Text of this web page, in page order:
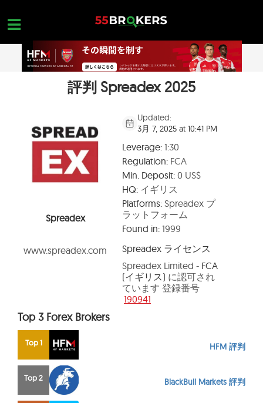
content
FX会社 詐欺
外国為替教育
トレーダーのお問い合わせ
無料口座を開設
評判 Spreadex 2025
Spreadex
www.spreadex.com
Updated:
3月 7, 2025 at 10:41 PM
Leverage:1:30
Regulation:FCA
Min. Deposit:0 US$
HQ:イギリス
Platforms:Spreadex プ
ラットフォーム
Found in:1999
Spreadex ライセンス
Spreadex Limited - FCA
(イギリス) に認可され
ています 登録番号
190941
Top 3 Forex Brokers
Top 1 HFM 評判
Top 2 BlackBull Markets 評判